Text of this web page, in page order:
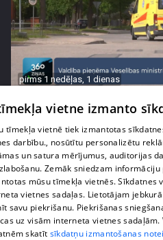
pirms 1 nedēļas, 1 dienas
Pēc asām debatēm
reformu
407. epizode
vietne izmanto
tīmekļa vietnē tiek izmantotas
darbību., nosūtītu personalizētu
un satura mērījumus, auditorijas
Zemāk sniedzam
mūsu tīmekļa vietnēs.
vietnes sadaļas. Lietotājam
savu piekrišanu. Piekrišanas
uz visām interneta vietnes
skatīt sīkdatņu izmantošanas